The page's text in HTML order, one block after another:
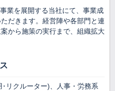
業を展開する当社にて、事業成
だきます。経営陣や各部門と連
から施策の実行まで、組織拡大
リクルーター)、人事・労務系